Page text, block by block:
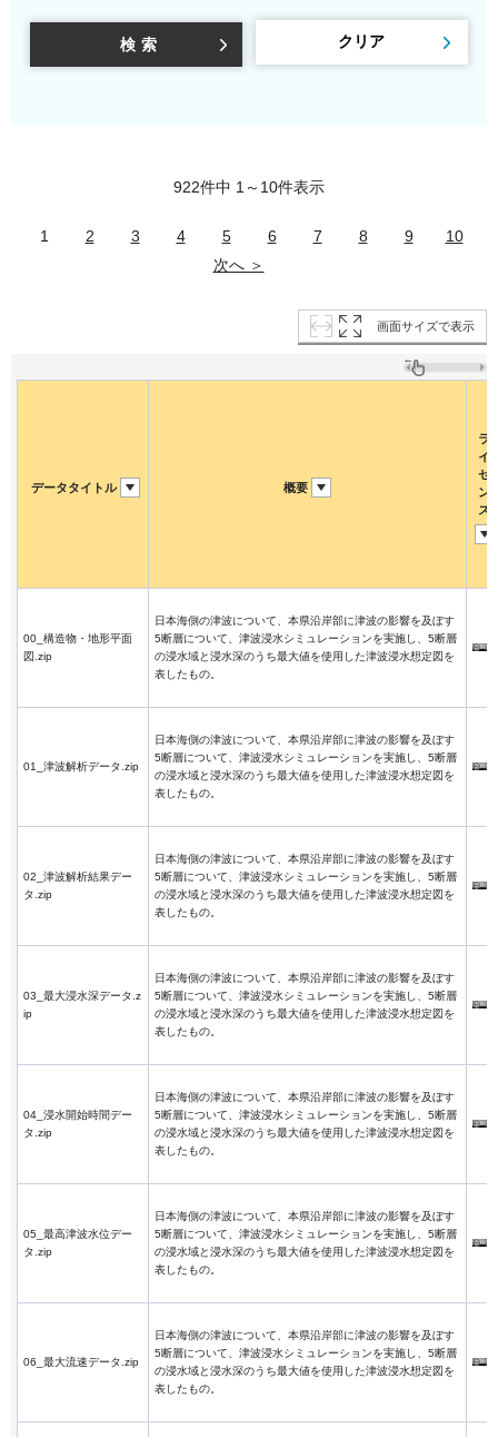
922件中 1～10件表示
1 2 3 4 5 6 7 8 9
10
次へ ＞
画面サイズで表示
データタイトル 概要
ラ
イ
セ
ン
ス
00_構造物・地形平面
図.zip
日本海側の津波について、本県沿岸部に津波の影響を及ぼす
5断層について、津波浸水シミュレーションを実施し、5断層
の浸水域と浸水深のうち最大値を使用した津波浸水想定図を
表したもの。
01_津波解析データ.zip
日本海側の津波について、本県沿岸部に津波の影響を及ぼす
5断層について、津波浸水シミュレーションを実施し、5断層
の浸水域と浸水深のうち最大値を使用した津波浸水想定図を
表したもの。
02_津波解析結果デー
タ.zip
日本海側の津波について、本県沿岸部に津波の影響を及ぼす
5断層について、津波浸水シミュレーションを実施し、5断層
の浸水域と浸水深のうち最大値を使用した津波浸水想定図を
表したもの。
03_最大浸水深データ.z
ip
日本海側の津波について、本県沿岸部に津波の影響を及ぼす
5断層について、津波浸水シミュレーションを実施し、5断層
の浸水域と浸水深のうち最大値を使用した津波浸水想定図を
表したもの。
04_浸水開始時間デー
タ.zip
日本海側の津波について、本県沿岸部に津波の影響を及ぼす
5断層について、津波浸水シミュレーションを実施し、5断層
の浸水域と浸水深のうち最大値を使用した津波浸水想定図を
表したもの。
05_最高津波水位デー
タ.zip
日本海側の津波について、本県沿岸部に津波の影響を及ぼす
5断層について、津波浸水シミュレーションを実施し、5断層
の浸水域と浸水深のうち最大値を使用した津波浸水想定図を
表したもの。
06_最大流速データ.zip
日本海側の津波について、本県沿岸部に津波の影響を及ぼす
5断層について、津波浸水シミュレーションを実施し、5断層
の浸水域と浸水深のうち最大値を使用した津波浸水想定図を
表したもの。